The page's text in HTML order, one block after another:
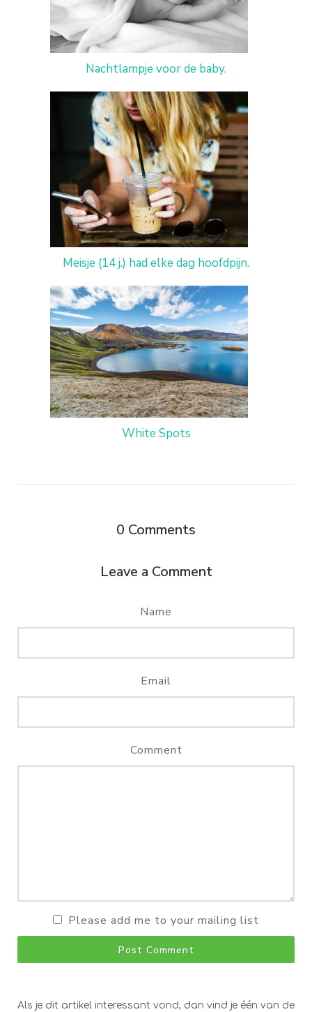
Nachtlampje voor de baby.
Meisje (14 j.) had elke dag hoofdpijn.
White Spots
0 Comments
Leave a Comment
Name
Email
Comment
Please add me to your mailing list
Post Comment
Als je dit artikel interessant vond, dan vind je één van de